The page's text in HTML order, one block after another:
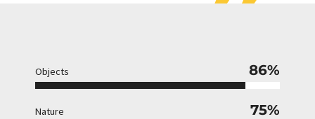
Objects 86%
Nature 75%